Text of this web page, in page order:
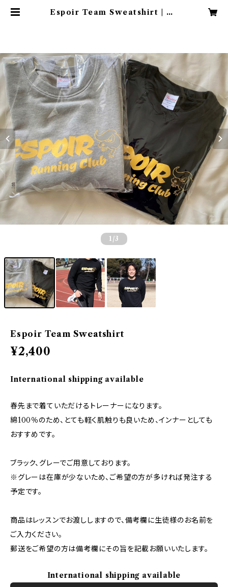
Espoir Team Sweatshirt | ES
1 /3
Espoir Team Sweatshirt
¥2,400
International shipping available
春先まで着ていただけるトレーナーになります。
綿100％のため、とても軽く肌触りも良いため、インナーとしても
おすすめです。
ブラック、グレーでご用意しております。
※グレーは在庫が少ないため、ご希望の方が多ければ発注する
予定です。
商品はレッスンでお渡ししますので、備考欄に生徒様のお名前を
ご入力ください。
郵送をご希望の方は備考欄にその旨を記載お願いいたします。
International shipping available